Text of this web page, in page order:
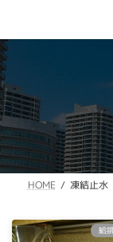
テ
ン
ツ
へ
ス
キ
ッ
プ
ゲ
ー
シ
ョ
ン
に
移
動
HOME 凍結止水
給